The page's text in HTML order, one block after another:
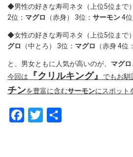
◆男性の好きな寿司ネタ（上位5位まで
2位： マグロ （赤身） 3位： サーモン4
◆女性の好きな寿司ネタ（上位5位まで
グロ
（中とろ） 3位： マグロ （赤身 4
と、男女ともに人気が高いのが、 マグ
今回は
『クリルキング』 でもお馴
チンを豊富に含むサーモンにスポット